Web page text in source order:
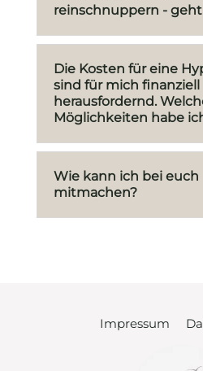
reinschnuppern - geht
Die Kosten für eine
sind für mich finanziell
herausfordernd.
Möglichkeiten habe
Wie kann ich bei euch
mitmachen?
Impressum